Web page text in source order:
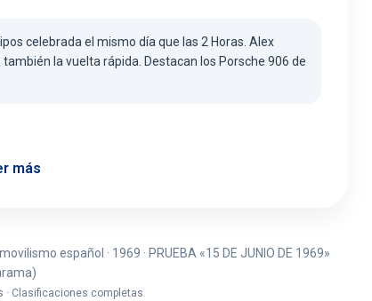
celebrada el mismo día que las 2 Horas. Alex
la vuelta rápida. Destacan los Porsche 906 de
más
español · 1969 · PRUEBA «15 DE JUNIO DE 1969»
· Clasificaciones completas